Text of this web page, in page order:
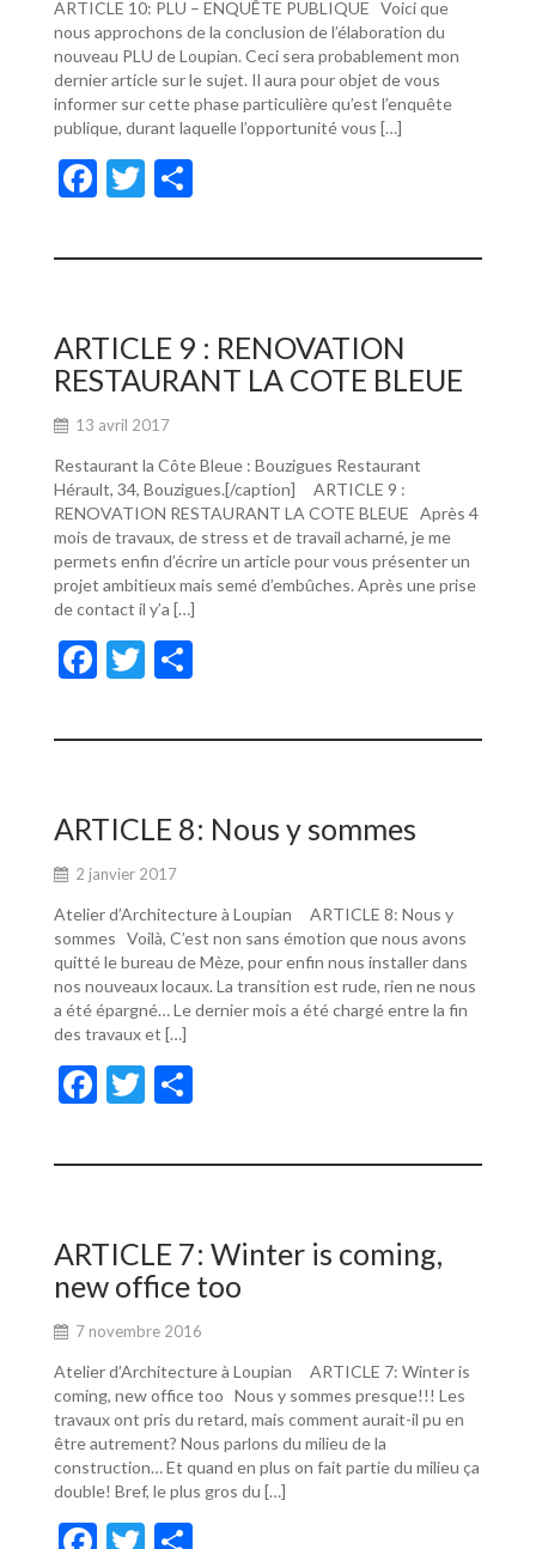
ARTICLE 10: PLU – ENQUÊTE PUBLIQUE Voici que
nous approchons de la conclusion de l’élaboration du
nouveau PLU de Loupian. Ceci sera probablement mon
dernier article sur le sujet. Il aura pour objet de vous
informer sur cette phase particulière qu’est l’enquête
publique, durant laquelle l’opportunité vous […]
F
e
o
o
k
T
itt ta
er
ARTICLE 9 : RENOVATION
RESTAURANT LA COTE BLEUE
13 avril 2017
Restaurant la Côte Bleue : Bouzigues Restaurant
Hérault, 34, Bouzigues.[/caption] ARTICLE 9 :
RENOVATION RESTAURANT LA COTE BLEUE Après 4
mois de travaux, de stress et de travail acharné, je me
permets enfin d’écrire un article pour vous présenter un
projet ambitieux mais semé d’embûches. Après une prise
de contact il y’a […]
F
e
o
o
k
T
itt ta
er
ARTICLE 8: Nous y sommes
2 janvier 2017
Atelier d’Architecture à Loupian ARTICLE 8: Nous y
sommes Voilà, C’est non sans émotion que nous avons
quitté le bureau de Mèze, pour enfin nous installer dans
nos nouveaux locaux. La transition est rude, rien ne nous
a été épargné… Le dernier mois a été chargé entre la fin
des travaux et […]
F
e
o
o
k
T
itt ta
er
ARTICLE 7: Winter is coming,
new office too
7 novembre 2016
Atelier d’Architecture à Loupian ARTICLE 7: Winter is
coming, new office too Nous y sommes presque!!! Les
travaux ont pris du retard, mais comment aurait-il pu en
être autrement? Nous parlons du milieu de la
construction… Et quand en plus on fait partie du milieu ça
double! Bref, le plus gros du […]